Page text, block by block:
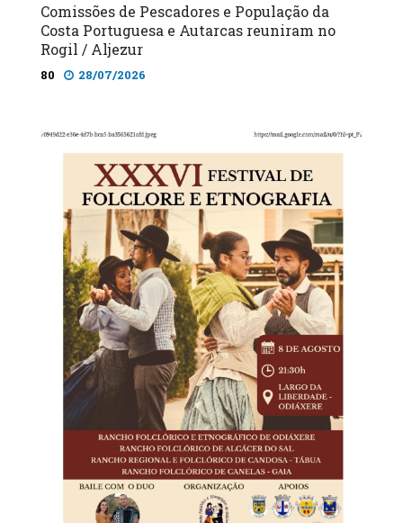
Comissões de Pescadores e População da
Costa Portuguesa e Autarcas reuniram no
Rogil / Aljezur
80 28/07/2026